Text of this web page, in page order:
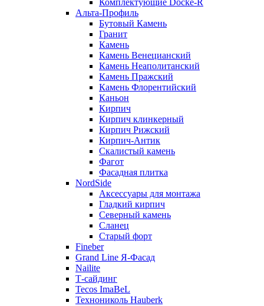
Альта-Профиль
Бутовый Камень
Гранит
Камень
Камень Венецианский
Камень Неаполитанский
Камень Пражский
Камень Флорентийский
Каньон
Кирпич
Кирпич клинкерный
Кирпич Рижский
Кирпич-Антик
Скалистый камень
Фагот
Фасадная плитка
NordSide
Аксессуары для монтажа
Гладкий кирпич
Северный камень
Сланец
Старый форт
Fineber
Grand Line Я-Фасад
Nailite
Т-сайдинг
Tecos ImaBeL
Технониколь Hauberk